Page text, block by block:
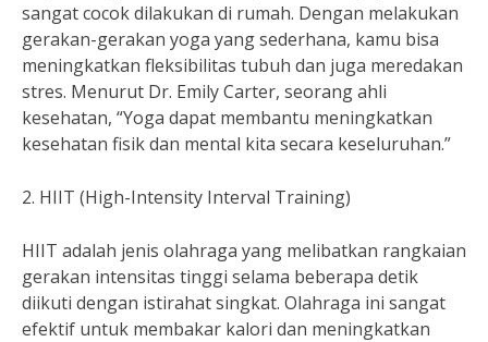
sangat cocok dilakukan di rumah. Dengan melakukan
gerakan-gerakan yoga yang sederhana, kamu bisa
meningkatkan fleksibilitas tubuh dan juga meredakan
stres. Menurut Dr. Emily Carter, seorang ahli
kesehatan, “Yoga dapat membantu meningkatkan
kesehatan fisik dan mental kita secara keseluruhan.”
2. HIIT (High-Intensity Interval Training)
HIIT adalah jenis olahraga yang melibatkan rangkaian
gerakan intensitas tinggi selama beberapa detik
diikuti dengan istirahat singkat. Olahraga ini sangat
efektif untuk membakar kalori dan meningkatkan